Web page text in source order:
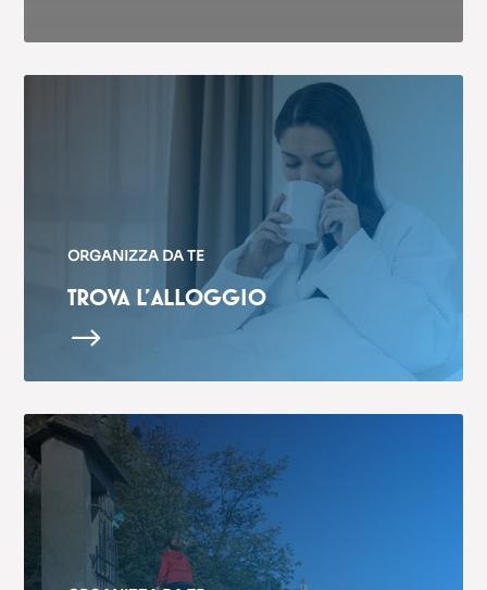
ORGANIZZA DA TE
TROVA L’ALLOGGIO
$